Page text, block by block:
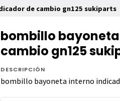
de cambio gn125 sukiparts
bombillo
cambio gn125
DESCRIPCIÓN
bombillo bayoneta interno